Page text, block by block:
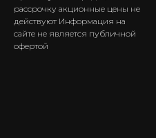
рассрочку акционные цены не
действуют Информация на
сайте не является публичной
офертой